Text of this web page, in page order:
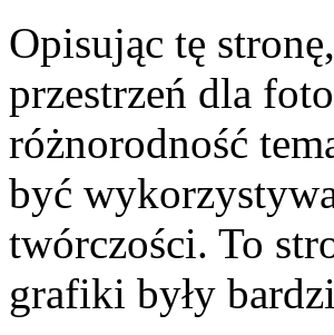
Opisując tę
przestrzeń dla
różnorodność
być
twórczości. To
grafiki były